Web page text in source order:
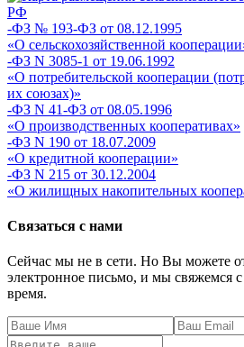
-ФЗ № 193-ФЗ от 08.12.1995
«О сельскохозяйственной
-ФЗ N 3085-1 от 19.06.1992
«О потребительской кооперации
их союзах)»
-ФЗ N 41-ФЗ от 08.05.1996
«О производственных кооперативах»
-ФЗ N 190 от 18.07.2009
«О кредитной кооперации»
-ФЗ N 215 от 30.12.2004
«О жилищных накопительных
Связаться с нами
Сейчас мы не в сети. Но Вы можете
электронное письмо, и мы свяжемся
время.